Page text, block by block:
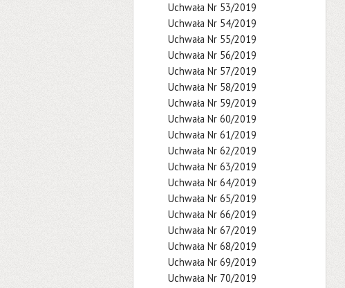
Uchwała Nr 53/2019
Uchwała Nr 54/2019
Uchwała Nr 55/2019
Uchwała Nr 56/2019
Uchwała Nr 57/2019
Uchwała Nr 58/2019
Uchwała Nr 59/2019
Uchwała Nr 60/2019
Uchwała Nr 61/2019
Uchwała Nr 62/2019
Uchwała Nr 63/2019
Uchwała Nr 64/2019
Uchwała Nr 65/2019
Uchwała Nr 66/2019
Uchwała Nr 67/2019
Uchwała Nr 68/2019
Uchwała Nr 69/2019
Uchwała Nr 70/2019